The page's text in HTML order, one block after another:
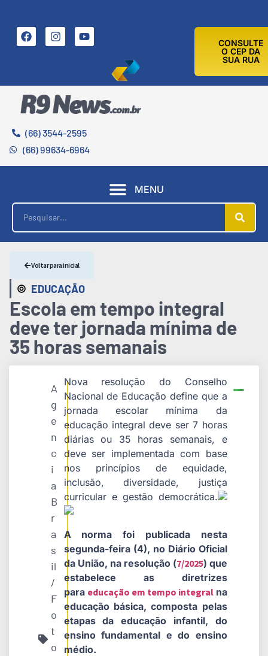
CONSULTE
O CEP DA
SUA RUA
(66) 3544-2595
(66) 99634-6964
MENU
EDUCAÇÃO
Voltar para inicial
Escola em tempo integral
deve ter jornada mínima de
35 horas semanais
A
g
e
n
c
i
a
B
r
a
s
il
/
F
o
t
o
Nova resolução do Conselho
Nacional de Educação define que a
jornada escolar mínima da
educação integral deve ser 7 horas
diárias ou 35 horas semanais, e
deve ser implementada com base
nos princípios de equidade,
inclusão, diversidade, justiça
curricular e gestão democrática.
A norma foi publicada nesta
segunda-feira (4), no Diário Oficial
da União, na resolução (7/2025) que
estabelece as diretrizes
para educação em tempo integralna
educação básica, composta pelas
etapas da educação infantil, do
ensino fundamental e do ensino
médio.